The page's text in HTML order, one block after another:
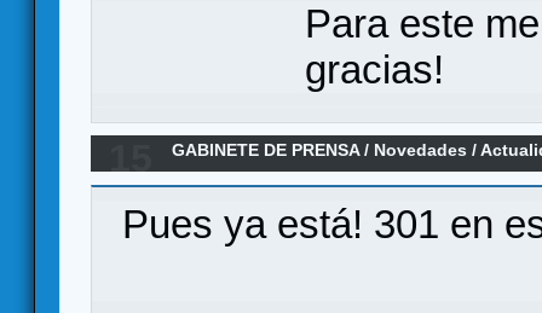
Para este
gracias!
GABINETE DE PRENSA/ Novedades /
Agua" disponible en castellano en "Los 300
Pues ya está! 301 en